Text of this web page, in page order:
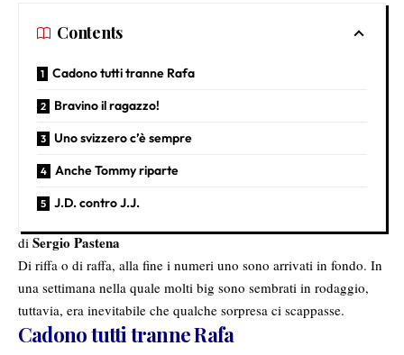
Contents
Cadono tutti tranne Rafa
Bravino il ragazzo!
Uno svizzero c’è sempre
Anche Tommy riparte
J.D. contro J.J.
di Sergio Pastena
Di riffa o di raffa, alla fine i numeri uno sono arrivati in fondo. In
una settimana nella quale molti big sono sembrati in rodaggio,
tuttavia, era inevitabile che qualche sorpresa ci scappasse.
Cadono tutti tranne Rafa